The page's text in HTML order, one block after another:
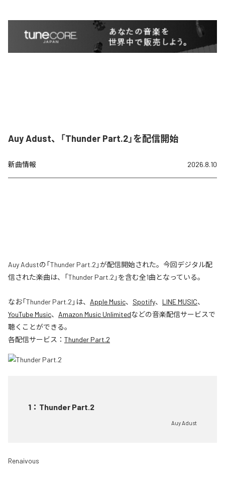
Auy Adust、「Thunder Part.2」を配信開始
新曲情報 2026.8.10
Auy Adustの「Thunder Part.2」が配信開始された。今回デジタル配
信された楽曲は、「Thunder Part.2」を含む全1曲となっている。
なお「Thunder Part.2 」は、 Apple Music、 Spotify、 LINE MUSIC、
YouTube Music、 Amazon Music Unlimitedなどの音楽配信サービスで
聴くことができる。
各配信サービス： Thunder Part.2
1 ： Thunder Part.2
Auy Adust
Renaivous